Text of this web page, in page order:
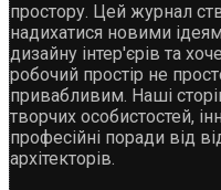
простору. Цей журнал
надихатися новими
дизайну інтер'єрів та
робочий простір не
привабливим. Наші
творчих особистостей,
професійні поради від
архітекторів.